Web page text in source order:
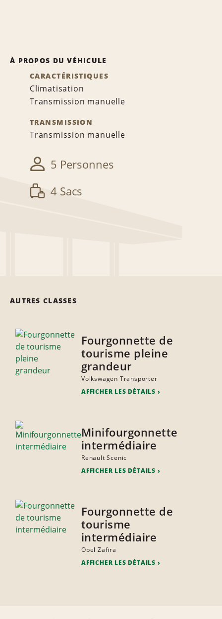
À PROPOS DU VÉHICULE
CARACTÉRISTIQUES
Climatisation
Transmission manuelle
TRANSMISSION
Transmission manuelle
5 Personnes
4 Sacs
AUTRES CLASSES
Fourgonnette de
tourisme pleine
grandeur
Volkswagen Transporter
AFFICHER LES DÉTAILS
Minifourgonnette
intermédiaire
Renault Scenic
AFFICHER LES DÉTAILS
Fourgonnette de
tourisme
intermédiaire
Opel Zafira
AFFICHER LES DÉTAILS